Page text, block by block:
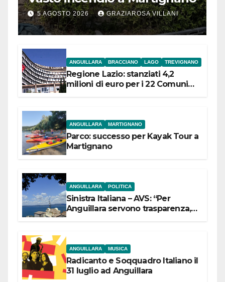
5 AGOSTO 2026 GRAZIAROSA VILLANI
ANGUILLARA BRACCIANO LAGO TREVIGNANO
Regione Lazio: stanziati 4,2
milioni di euro per i 22 Comuni
ANGUILLARA MARTIGNANO
Parco: successo per Kayak Tour a
Martignano
ANGUILLARA POLITICA
Sinistra Italiana – AVS: “Per
Anguillara servono trasparenza,
ANGUILLARA MUSICA
Radicanto e Soqquadro Italiano il
31 luglio ad Anguillara